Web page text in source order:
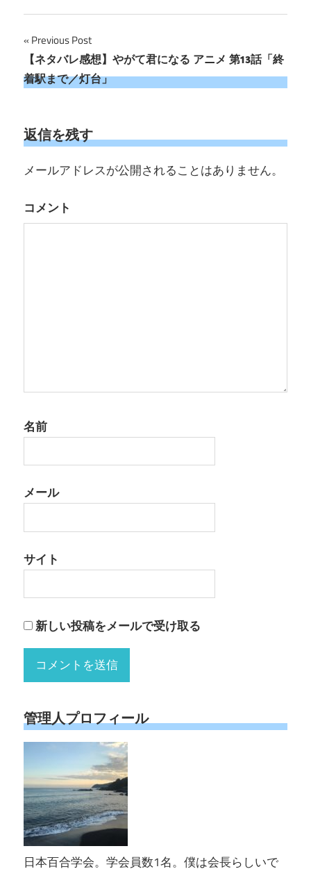
投
稿
ビ
ゲ
ー
シ
Previous Post
【ネタバレ感想】やがて君になる アニメ 第13話「終
着駅まで／灯台」
返信を残す
メールアドレスが公開されることはありません。
コメント
名前
メール
サイト
新しい投稿をメールで受け取る
管理人プロフィール
日本百合学会。学会員数1名。僕は会長らしいで